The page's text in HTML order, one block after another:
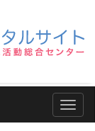
ナビ